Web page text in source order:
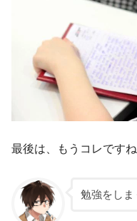
最後は、もうコレですね
勉強をしま